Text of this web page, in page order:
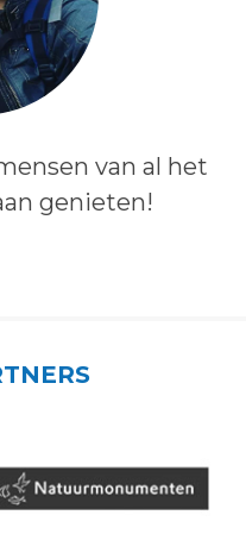
van al het
genieten!